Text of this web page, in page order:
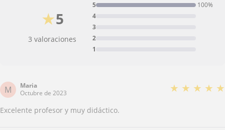
5
★
3 valoraciones
1
2
3
4
5 100%
M
Maria
Octubre de 2023
★ ★ ★ ★ ★
Excelente profesor y muy didáctico.